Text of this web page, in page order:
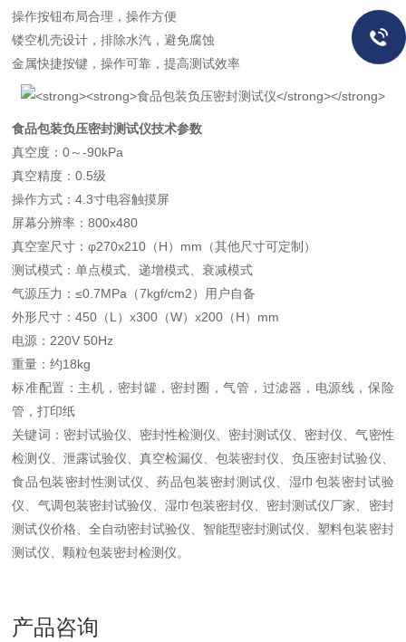
操作按钮布局合理，操作方便
镂空机壳设计，排除水汽，避免腐蚀
金属快捷按键，操作可靠，提高测试效率
食品包装负压密封测试仪技术参数
真空度：0～-90kPa
真空精度：0.5级
操作方式：4.3寸电容触摸屏
屏幕分辨率：800x480
真空室尺寸：φ270x210（H）mm（其他尺寸可定制）
测试模式：单点模式、递增模式、衰减模式
气源压力：≤0.7MPa（7kgf/cm2）用户自备
外形尺寸：450（L）x300（W）x200（H）mm
电源：220V 50Hz
重量：约18kg
标准配置：主机，密封罐，密封圈，气管，过滤器，电源线，保险
管，打印纸
关键词：密封试验仪、密封性检测仪、密封测试仪、密封仪、气密性
检测仪、泄露试验仪、真空检漏仪、包装密封仪、负压密封试验仪、
食品包装密封性测试仪、药品包装密封测试仪、湿巾包装密封试验
仪、气调包装密封试验仪、湿巾包装密封仪、密封测试仪厂家、密封
测试仪价格、全自动密封试验仪、智能型密封测试仪、塑料包装密封
测试仪、颗粒包装密封检测仪。
产品咨询